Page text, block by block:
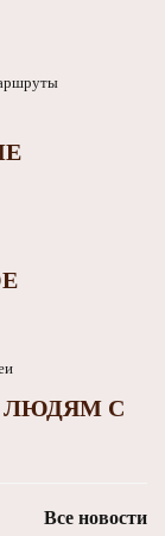
ЛЮДЯМ С
Все новости